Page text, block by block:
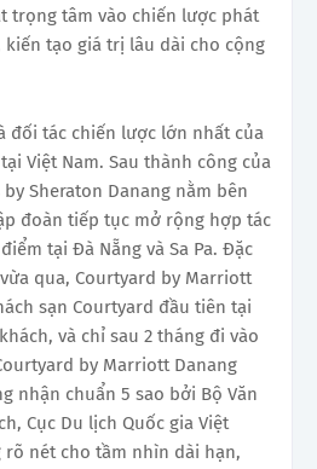
trọng tâm vào chiến lược phát
kiến tạo giá trị lâu dài cho cộng
đối tác chiến lược lớn nhất của
Việt Nam. Sau thành công của
Sheraton Danang nằm bên
đoàn tiếp tục mở rộng hợp tác
tại Đà Nẵng và Sa Pa. Đặc
qua, Courtyard by Marriott
sạn Courtyard đầu tiên tại
và chỉ sau 2 tháng đi vào
by Marriott Danang
nhận chuẩn 5 sao bởi Bộ Văn
Cục Du lịch Quốc gia Việt
nét cho tầm nhìn dài hạn,